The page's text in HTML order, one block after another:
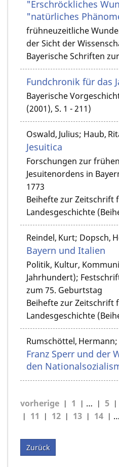
"Erschröckliches
"natürliches
frühneuzeitliche
der Sicht der
Bayerische Schriften
Fundchronik für das
Bayerische
(2001), S. 1 - 211)
Oswald, Julius; Haub,
Jesuitica
Forschungen zur
Jesuitenordens in
1773
Beihefte zur Zeitschrift
Landesgeschichte
Reindel, Kurt; Dopsch,
Bayern und Italien
Politik, Kultur,
Jahrhundert);
zum 75. Geburtstag
Beihefte zur Zeitschrift
Landesgeschichte
Rumschöttel,
Franz Sperr und der
den
vorherige 1 … 5
11
12 13 14 …
Zurück